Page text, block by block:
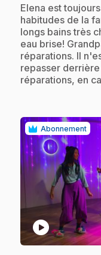
.Elena est
habitudes de la
longs bains très
eau brise!
réparations. Il
repasser
réparations, en
Abonnement
play_circle